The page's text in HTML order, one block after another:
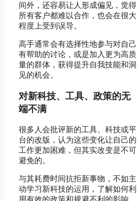
SIGNAL →
DECISION →
间外，还容易让人形成偏见，觉得
所有客户都难以合作，也会在很大
程度上受到误导。
高手通常会有选择性地参与对自己
有帮助的讨论，或是加入更为高质
量的群体，获得提升自我技能和洞
见的机会。
对新科技、工具、政策的无
端不满
很多人会批评新的工具、科技或平
台的改版，认为这些变化让自己的
工作更加困难，但其实改变是不可
避免的。
与其耗费时间抗拒新事物，不如主
动学习新科技的运用，了解如何利
用有效的政策和规避不利的影响，